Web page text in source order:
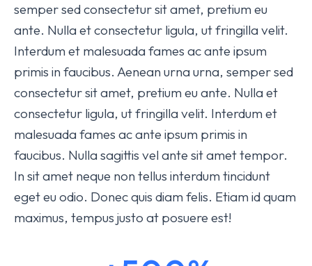
semper sed consectetur sit amet, pretium eu
ante. Nulla et consectetur ligula, ut fringilla velit.
Interdum et malesuada fames ac ante ipsum
primis in faucibus. Aenean urna urna, semper sed
consectetur sit amet, pretium eu ante. Nulla et
consectetur ligula, ut fringilla velit. Interdum et
malesuada fames ac ante ipsum primis in
faucibus. Nulla sagittis vel ante sit amet tempor.
In sit amet neque non tellus interdum tincidunt
eget eu odio. Donec quis diam felis. Etiam id quam
maximus, tempus justo at posuere est!